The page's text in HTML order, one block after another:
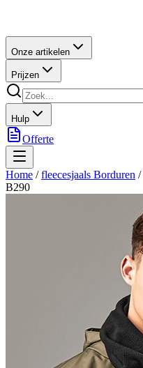
Onze artikelen
Prijzen
Hulp
Offerte
Home / fleecesjaals Borduren /
B290